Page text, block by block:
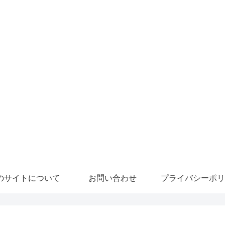
サイトについて お問い合わせ プライバシーポ